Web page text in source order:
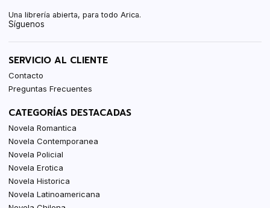
Una librería abierta, para todo Arica.
Síguenos
SERVICIO AL CLIENTE
Contacto
Preguntas Frecuentes
CATEGORÍAS DESTACADAS
Novela Romantica
Novela Contemporanea
Novela Policial
Novela Erotica
Novela Historica
Novela Latinoamericana